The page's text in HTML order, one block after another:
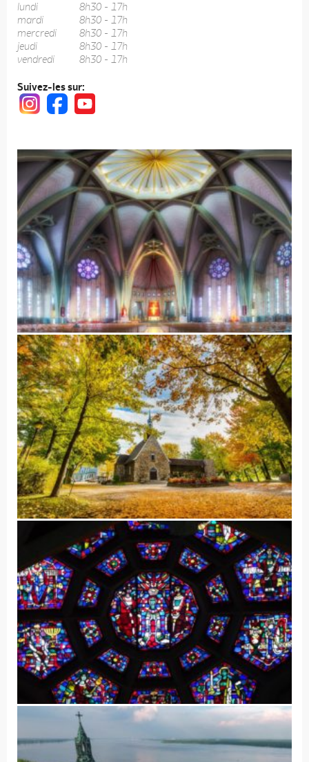
lundi
8h30 - 17h
mardi
8h30 - 17h
mercredi
8h30 - 17h
jeudi
8h30 - 17h
vendredi
8h30 - 17h
Suivez-les sur: